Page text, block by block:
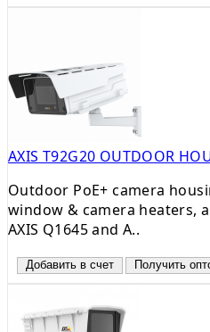
AXIS T92G20 OUTDOOR
Outdoor PoE+ camera
window & camera heaters,
AXIS Q1645 and A..
Добавить в счет Получить